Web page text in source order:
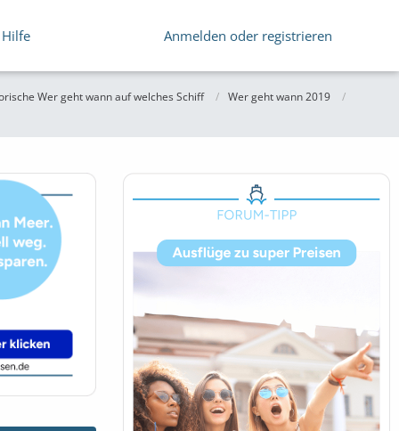
Hilfe Anmelden oder registrieren
Wer geht wann auf welches Schiff Wer geht wann 2019